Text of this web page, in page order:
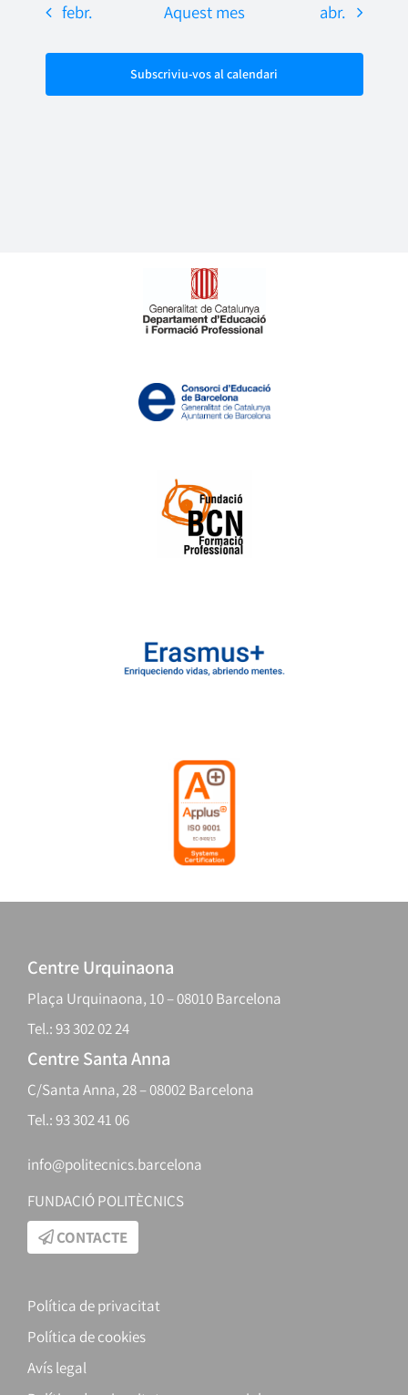
febr. Aquest mes abr.
Subscriviu-vos al calendari
Centre Urquinaona
Plaça Urquinaona, 10 – 08010 Barcelona
Tel.: 93 302 02 24
Centre Santa Anna
C/Santa Anna, 28 – 08002 Barcelona
Tel.: 93 302 41 06
info@politecnics.barcelona
FUNDACIÓ POLITÈCNICS
CONTACTE
Política de privacitat
Política de cookies
Avís legal